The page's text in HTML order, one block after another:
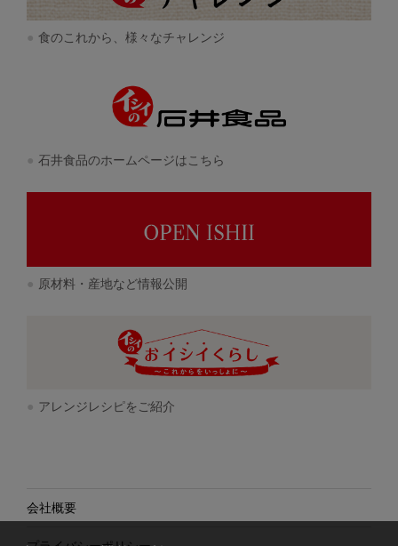
食のこれから、様々なチャレンジ
石井食品のホームページはこちら
原材料・産地など情報公開
アレンジレシピをご紹介
会社概要